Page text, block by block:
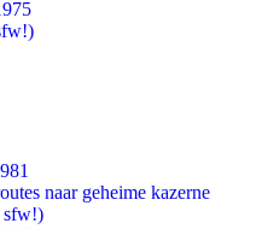
naar geheime kazerne
sfw!)